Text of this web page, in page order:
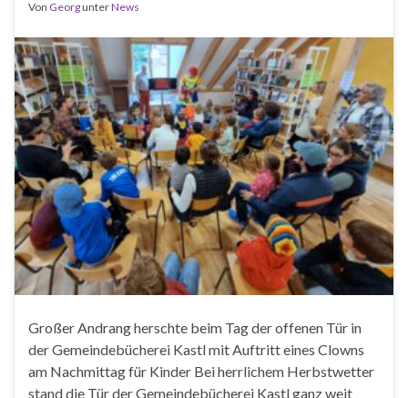
Von GeorgunterNews
Großer Andrang herschte beim Tag der offenen Tür in
der Gemeindebücherei Kastl mit Auftritt eines Clowns
am Nachmittag für Kinder Bei herrlichem Herbstwetter
stand die Tür der Gemeindebücherei Kastl ganz weit